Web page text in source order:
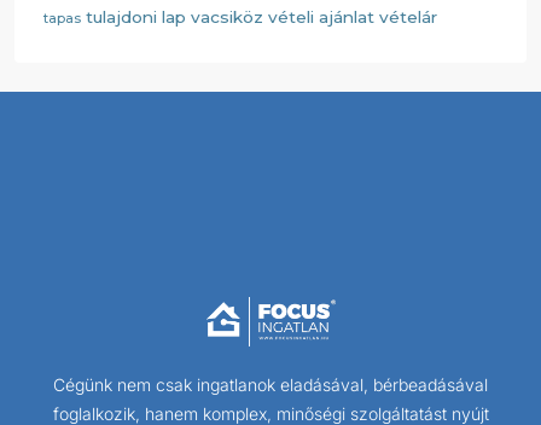
tapas tulajdoni lap vacsiköz vételi ajánlat vételár
Cégünk nem csak ingatlanok eladásával, bérbeadásával
foglalkozik, hanem komplex, minőségi szolgáltatást nyújt